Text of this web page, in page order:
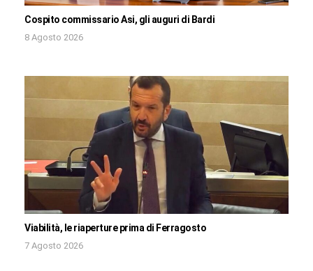
Cospito commissario Asi, gli auguri di Bardi
8 Agosto 2026
Viabilità, le riaperture prima di Ferragosto
7 Agosto 2026